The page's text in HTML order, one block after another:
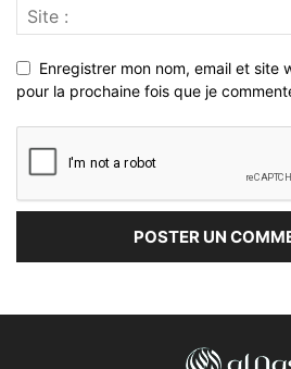
Enregistrer mon nom, email et site
pour la prochaine fois que je